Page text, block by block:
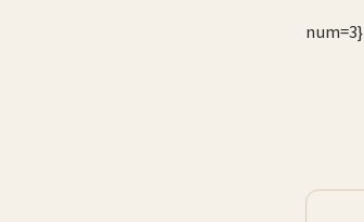
num=3}